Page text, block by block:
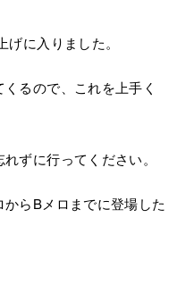
に入りました。
るので、これを上手く
ずに行ってください。
らBメロまでに登場した